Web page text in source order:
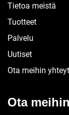
Tietoa meistä
Tuotteet
Palvelu
Uutiset
Ota meihin
Ota